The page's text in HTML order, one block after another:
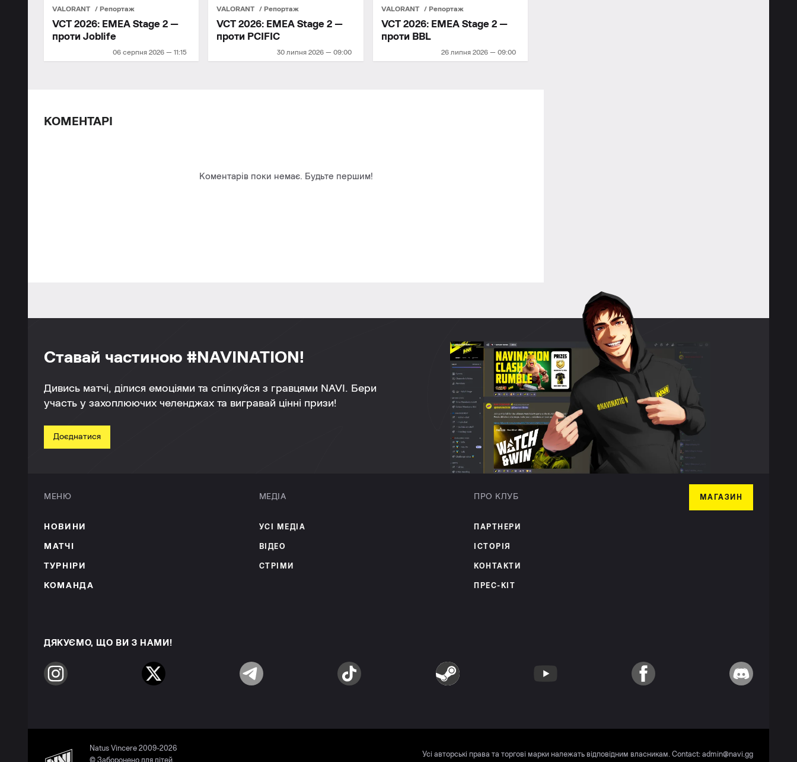
VALORANT Репортаж
06 серпня 2026 — 11:15
VCT 2026: EMEA Stage 2 —
проти Joblife
VALORANT Репортаж
30 липня 2026 — 09:00
VCT 2026: EMEA Stage 2 —
проти PCIFIC
VALORANT Репортаж
26 липня 2026 — 09:00
VCT 2026: EMEA Stage 2 —
проти BBL
КОМЕНТАРІ
Коментарів поки немає. Будьте першим!
Ставай частиною #NAVINATION!
Дивись матчі, ділися емоціями та спілкуйся з гравцями NAVI. Бери
участь у захоплюючих челенджах та вигравай цінні призи!
Доєднатися
МЕНЮ
НОВИНИ
МАТЧІ
ТУРНІРИ
КОМАНДА
МЕДІА
УСІ МЕДІА
ВІДЕО
СТРІМИ
ПРО КЛУБ
ПАРТНЕРИ
ІСТОРІЯ
КОНТАКТИ
ПРЕС-КІТ
МАГАЗИН
ДЯКУЄМО, ЩО ВИ З НАМИ!
Instagram Twitter Telegram TikTok Steam YouTube Facebook Discord
Natus Vincere 2009-2026
Усі авторські права та торгові марки належать відповідним власникам. Contact: admin@navi.gg